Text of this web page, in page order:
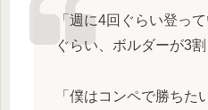
「週に4回ぐらい登っ
ぐらい、ボルダーが3割
「僕はコンペで勝ちた